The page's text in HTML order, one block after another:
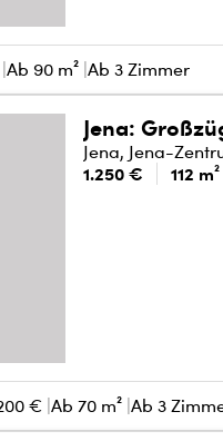
Ab 90 m² Ab 3 Zimmer
Jena:
Jena, Jena-
1.250 € 112 m²
€ Ab 70 m² Ab 3